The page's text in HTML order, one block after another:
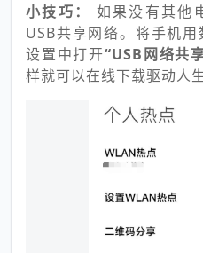
小技巧：
如果没有其他
USB共享网络。将手机
设置中打开“USB网络共
样就可以在线下载驱动人